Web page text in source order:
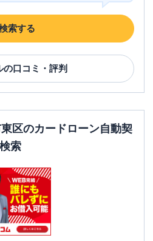
索する
の口コミ・評判
区のカードローン自動契
索